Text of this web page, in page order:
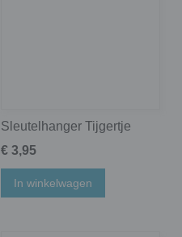
Sleutelhanger Tijgertje
€ 3,95
In winkelwagen